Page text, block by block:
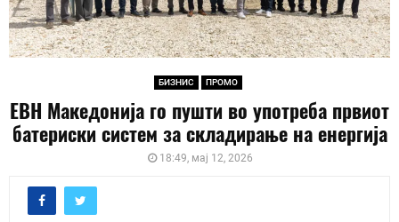
БИЗНИС ПРОМО
ЕВН Македонија го пушти во употреба првиот
батериски систем за складирање на енергија
18:49, мај 12, 2026